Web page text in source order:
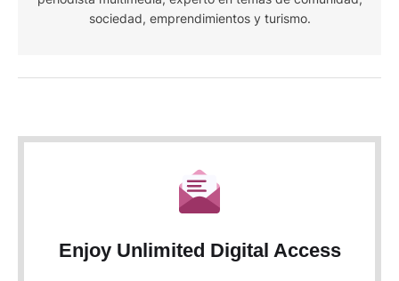
sociedad, emprendimientos y turismo.
Enjoy Unlimited Digital Access